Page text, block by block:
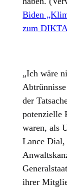
Biden
zum
„Ich wäre
der
potenzielle
waren, als
Lance Dial,
ihrer